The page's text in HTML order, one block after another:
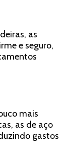
as
e seguro,
mais
as de aço
gastos